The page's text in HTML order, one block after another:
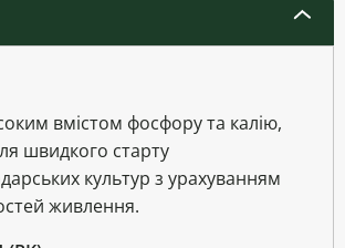
вмістом фосфору та калію,
швидкого старту
культур з урахуванням
живлення.